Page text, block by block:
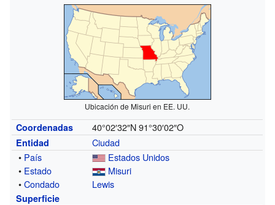
Ubicación de Misuri en EE. UU.
Coordenadas 40°02′32″N 91°30′02″O
Entidad
Ciudad
• País
Estados Unidos
• Estado
Misuri
•Condado Lewis
Superficie